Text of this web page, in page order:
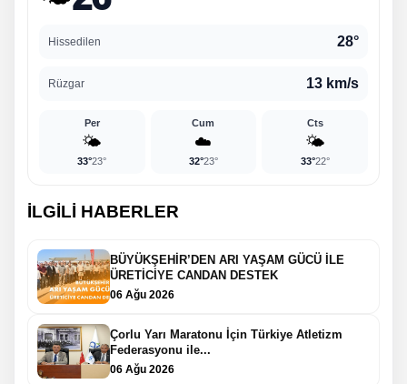
Hissedilen 28°
Rüzgar 13 km/s
Per
🌤️
33°23°
Cum
☁️
32°23°
Cts
🌤️
33°22°
İLGİLİ HABERLER
BÜYÜKŞEHİR’DEN ARI YAŞAM GÜCÜ İLE
ÜRETİCİYE CANDAN DESTEK
06 Ağu 2026
Çorlu Yarı Maratonu İçin Türkiye Atletizm
Federasyonu ile...
06 Ağu 2026